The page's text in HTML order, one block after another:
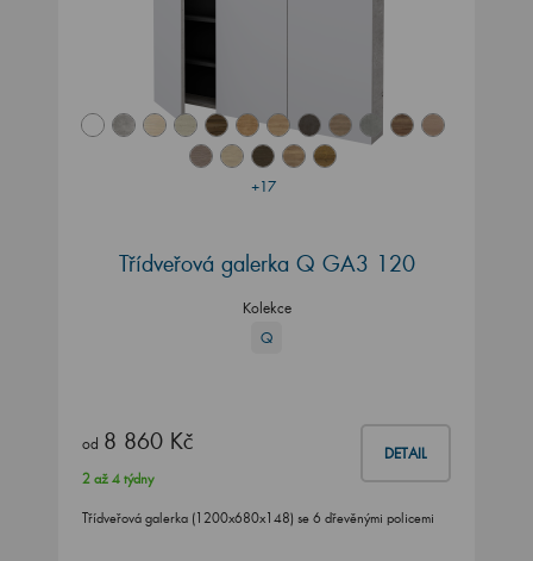
+17
Třídveřová galerka Q GA3 120
Kolekce
Q
od 8 860 Kč DETAIL
2 až 4 týdny
Třídveřová galerka (1200x680x148) se 6 dřevěnými policemi